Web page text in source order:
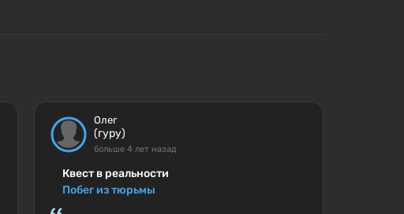
Олег
(гуру)
больше 4 лет назад
Квест в реальности
Побег из тюрьмы